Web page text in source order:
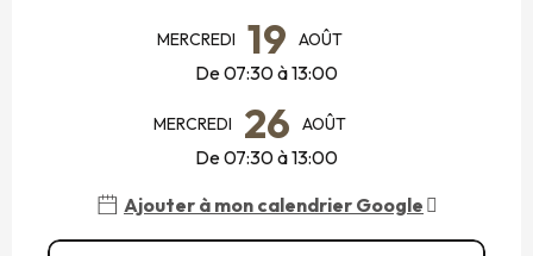
MERCREDI 19 AOÛT
De 07:30 à 13:00
MERCREDI 26 AOÛT
De 07:30 à 13:00
Ajouter à mon calendrier Google